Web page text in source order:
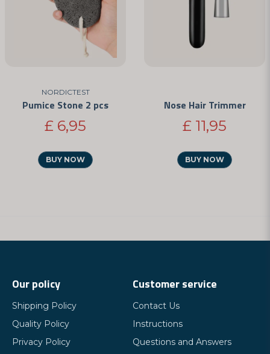
NORDICTEST
Pumice Stone 2 pcs
£ 6,95
BUY NOW
Nose Hair Trimmer
£ 11,95
BUY NOW
Our policy
Shipping Policy
Quality Policy
Privacy Policy
Customer service
Contact Us
Instructions
Questions and Answers